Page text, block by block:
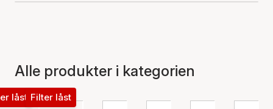
Alle produkter i kategorien
låst Filter låst